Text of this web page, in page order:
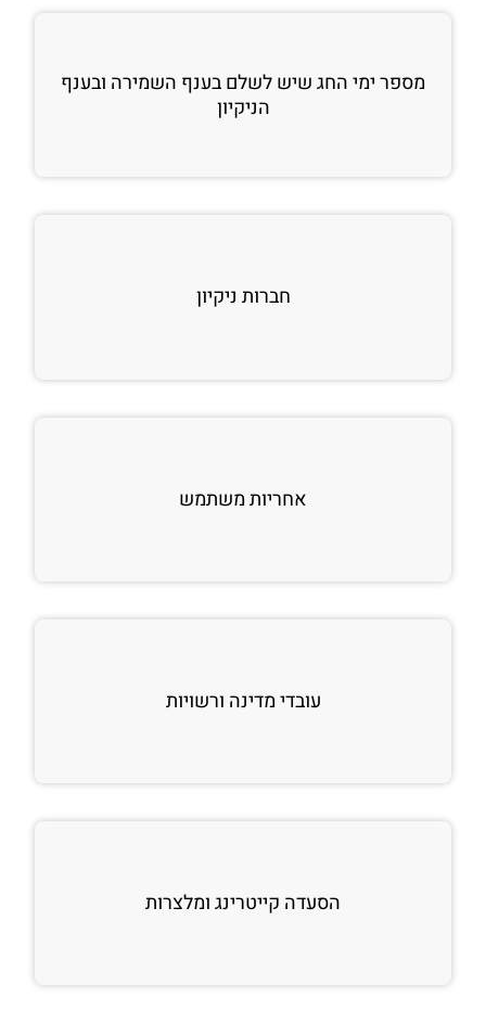
מספר ימי החג שיש לשלם בענף השמירה ובענף
הניקיון
חברות ניקיון
אחריות משתמש
עובדי מדינה ורשויות
הסעדה קייטרינג ומלצרות